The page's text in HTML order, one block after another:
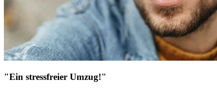
"Ein stressfreier Umzug!"